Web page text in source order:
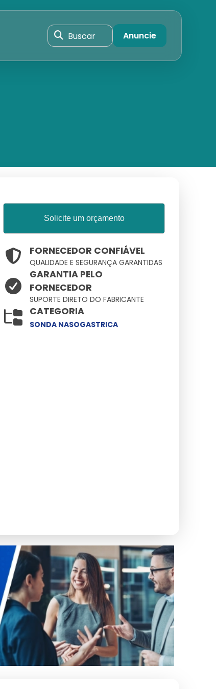
Buscar Anuncie
Solicite um orçamento
FORNECEDOR CONFIÁVEL
QUALIDADE E SEGURANÇA GARANTIDAS
GARANTIA PELO
FORNECEDOR
SUPORTE DIRETO DO FABRICANTE
CATEGORIA
SONDA NASOGASTRICA